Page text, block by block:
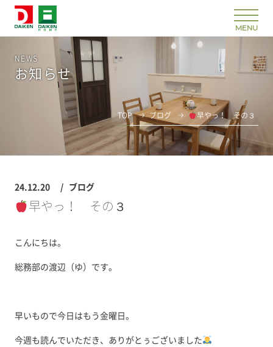
NEWS
お知らせ
TOP ブログ 早やっ！ その３
24.12.20 ブログ
早やっ！ その３
こんにちは。
総務部の渡辺（ゆ）です。
早いもので今日はもう金曜日。
今週も読んでいただき、ありがとぅございました